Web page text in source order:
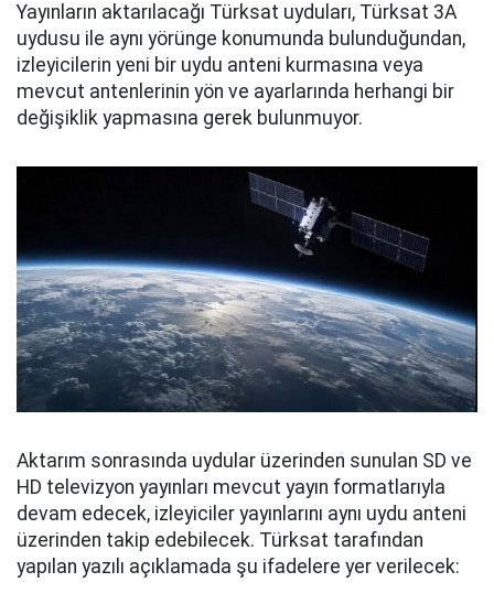
Yayınların aktarılacağı Türksat uyduları, Türksat 3A
uydusu ile aynı yörünge konumunda bulunduğundan,
izleyicilerin yeni bir uydu anteni kurmasına veya
mevcut antenlerinin yön ve ayarlarında herhangi bir
değişiklik yapmasına gerek bulunmuyor.
Aktarım sonrasında uydular üzerinden sunulan SD ve
HD televizyon yayınları mevcut yayın formatlarıyla
devam edecek, izleyiciler yayınlarını aynı uydu anteni
üzerinden takip edebilecek. Türksat tarafından
yapılan yazılı açıklamada şu ifadelere yer verilecek: